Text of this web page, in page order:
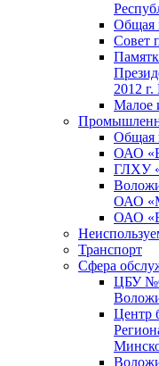
Общая
Совет
2012
Малое
Общая
ОАО
ГЛХУ
ОАО
ОАО
Транспорт
Сфера
ЦБУ
Центр